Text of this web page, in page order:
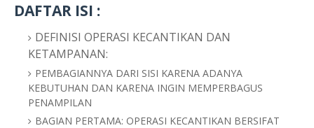
DAFTAR ISI :
DEFINISI OPERASI KECANTIKAN DAN
KETAMPANAN:
PEMBAGIANNYA DARI SISI KARENA ADANYA
KEBUTUHAN DAN KARENA INGIN MEMPERBAGUS
PENAMPILAN
BAGIAN PERTAMA: OPERASI KECANTIKAN BERSIFAT